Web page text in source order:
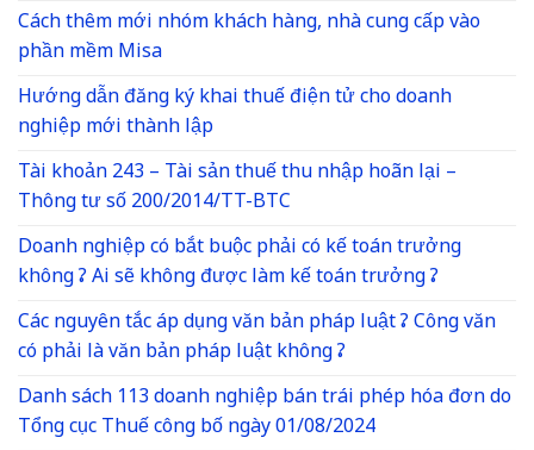
Cách thêm mới nhóm khách hàng, nhà cung cấp vào
phần mềm Misa
Hướng dẫn đăng ký khai thuế điện tử cho doanh
nghiệp mới thành lập
Tài khoản 243 – Tài sản thuế thu nhập hoãn lại –
Thông tư số 200/2014/TT-BTC
Doanh nghiệp có bắt buộc phải có kế toán trưởng
không ? Ai sẽ không được làm kế toán trưởng ?
Các nguyên tắc áp dụng văn bản pháp luật ? Công văn
có phải là văn bản pháp luật không ?
Danh sách 113 doanh nghiệp bán trái phép hóa đơn do
Tổng cục Thuế công bố ngày 01/08/2024